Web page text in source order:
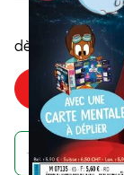
dès 6,40€ /
Achetez